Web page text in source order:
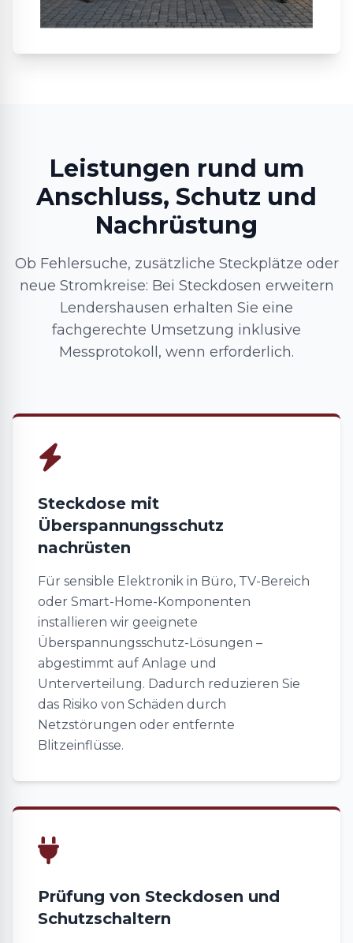
Leistungen rund um
Anschluss, Schutz und
Nachrüstung
Ob Fehlersuche, zusätzliche Steckplätze oder
neue Stromkreise: Bei Steckdosen erweitern
Lendershausen erhalten Sie eine
fachgerechte Umsetzung inklusive
Messprotokoll, wenn erforderlich.
Steckdose mit
Überspannungsschutz
nachrüsten
Für sensible Elektronik in Büro, TV-Bereich
oder Smart-Home-Komponenten
installieren wir geeignete
Überspannungsschutz-Lösungen –
abgestimmt auf Anlage und
Unterverteilung. Dadurch reduzieren Sie
das Risiko von Schäden durch
Netzstörungen oder entfernte
Blitzeinflüsse.
Prüfung von Steckdosen und
Schutzschaltern